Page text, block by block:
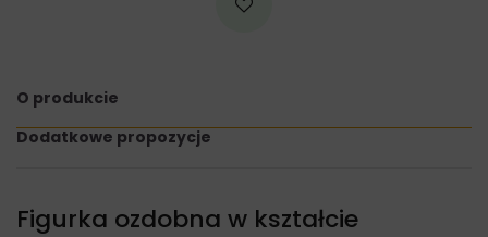
O produkcie
Dodatkowe propozycje
Figurka ozdobna w kształcie